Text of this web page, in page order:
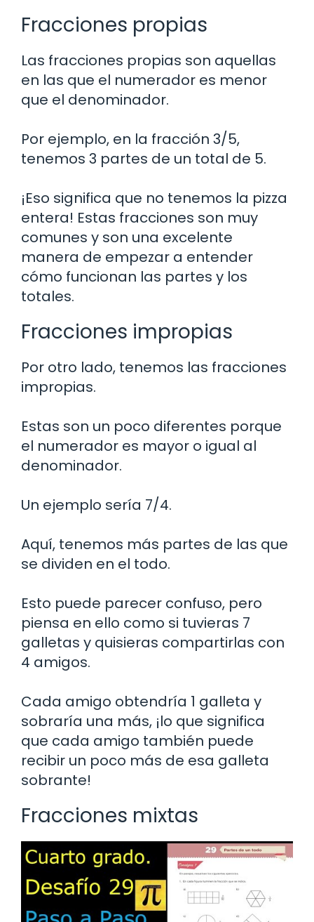
Fracciones propias
Las fracciones propias son aquellas
en las que el numerador es menor
que el denominador.
Por ejemplo, en la fracción 3/5,
tenemos 3 partes de un total de 5.
¡Eso significa que no tenemos la pizza
entera! Estas fracciones son muy
comunes y son una excelente
manera de empezar a entender
cómo funcionan las partes y los
totales.
Fracciones impropias
Por otro lado, tenemos las fracciones
impropias.
Estas son un poco diferentes porque
el numerador es mayor o igual al
denominador.
Un ejemplo sería 7/4.
Aquí, tenemos más partes de las que
se dividen en el todo.
Esto puede parecer confuso, pero
piensa en ello como si tuvieras 7
galletas y quisieras compartirlas con
4 amigos.
Cada amigo obtendría 1 galleta y
sobraría una más, ¡lo que significa
que cada amigo también puede
recibir un poco más de esa galleta
sobrante!
Fracciones mixtas